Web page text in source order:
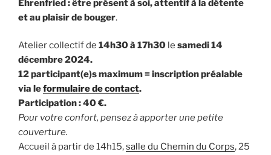
Ehrenfried : être présent à soi, attentif à la détente
et au plaisir de bouger.
Atelier collectif de 14h30 à 17h30 le samedi 14
décembre 2024.
12 participant(e)s maximum = inscription préalable
via leformulaire de contact.
Participation : 40 €.
Pour votre confort, pensez à apporter une petite
couverture.
Accueil à partir de 14h15,salle du Chemin du Corps, 25